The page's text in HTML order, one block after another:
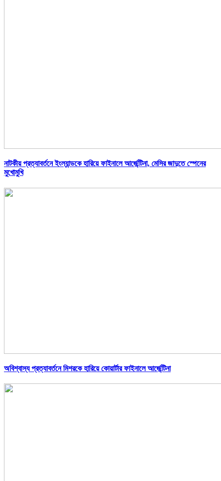
নাটকীয় প্রত্যাবর্তনে ইংল্যান্ডকে হারিয়ে ফাইনালে আর্জেন্টিনা, মেসির জাদুতে স্পেনের
মুখোমুখি
অবিশ্বাস্য প্রত্যাবর্তনে মিশরকে হারিয়ে কোয়ার্টার ফাইনালে আর্জেন্টিনা